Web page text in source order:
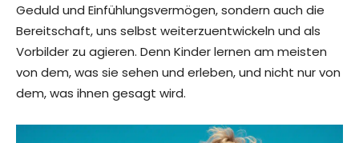
Geduld und Einfühlungsvermögen, sondern auch die
Bereitschaft, uns selbst weiterzuentwickeln und als
Vorbilder zu agieren. Denn Kinder lernen am meisten
von dem, was sie sehen und erleben, und nicht nur von
dem, was ihnen gesagt wird.